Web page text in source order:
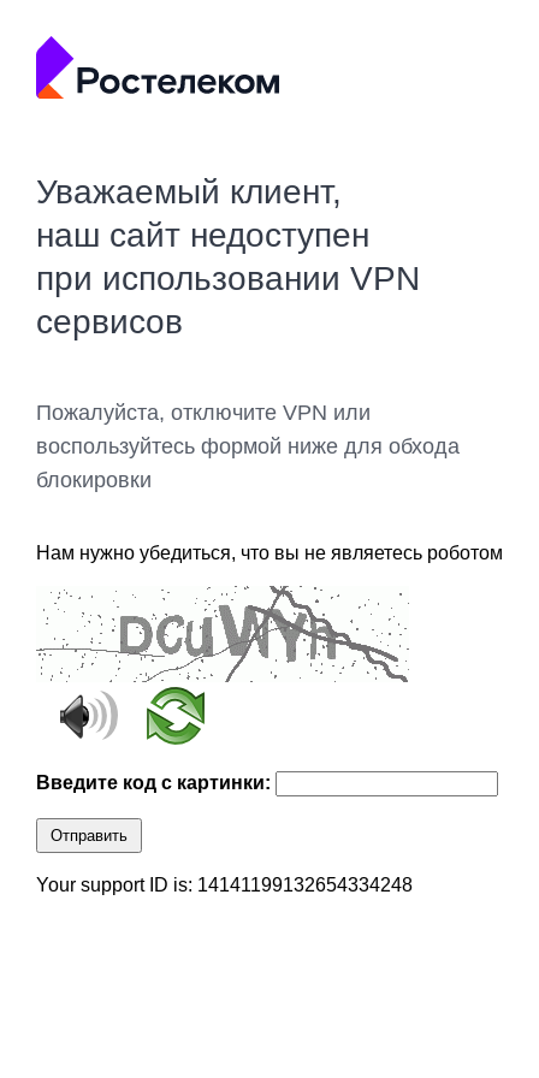
Уважаемый клиент,
наш сайт недоступен
при использовании VPN
сервисов
Пожалуйста, отключите VPN или
воспользуйтесь формой ниже для обхода
блокировки
Нам нужно убедиться, что вы не являетесь роботом
Введите код с картинки:
Отправить
Your support ID is: 14141199132654334248